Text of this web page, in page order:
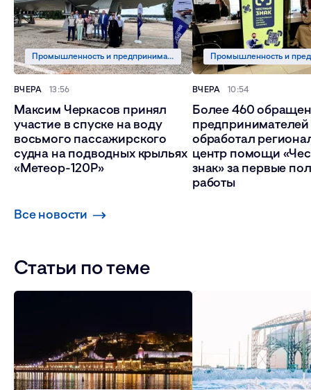
Максим Черкасов принял
участие в спуске на воду
восьмого пассажирского
судна на подводных крыльях
«Метеор-120Р»
Промышленность и предпринимательство
ВЧЕРА 13:56
Более 460
предпринимателей
обработал
центр помощи
знак» за первые
работы
ВЧЕРА 10:54
Все новости
Статьи по теме